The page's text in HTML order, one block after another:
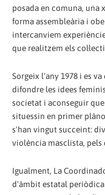
posada en comuna, una
forma assembleària i
intercanviem
que realitzem els
Sorgeix l'any 1978 i es
difondre les idees
societat i aconseguir
situessin en primer
s'han vingut succeint:
violència masclista, pels
Igualment, La
d'àmbit estatal